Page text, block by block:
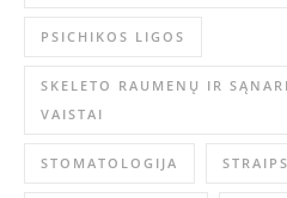
PSICHIKOS LIGOS
SKELETO RAUMENŲ IR
VAISTAI
STOMATOLOGIJA